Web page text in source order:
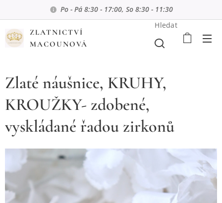
Po - Pá 8:30 - 17:00, So 8:30 - 11:30
ZLATNICTVÍ
MACOUNOVÁ
Hledat
Zlaté náušnice, KRUHY,
KROUŽKY- zdobené,
vyskládané řadou zirkonů